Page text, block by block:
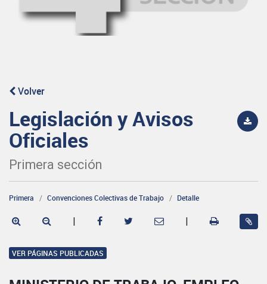
Volver
Legislación y Avisos
Oficiales
Primera sección
Primera Convenciones Colectivas de Trabajo Detalle
| |
VER PÁGINAS PUBLICADAS